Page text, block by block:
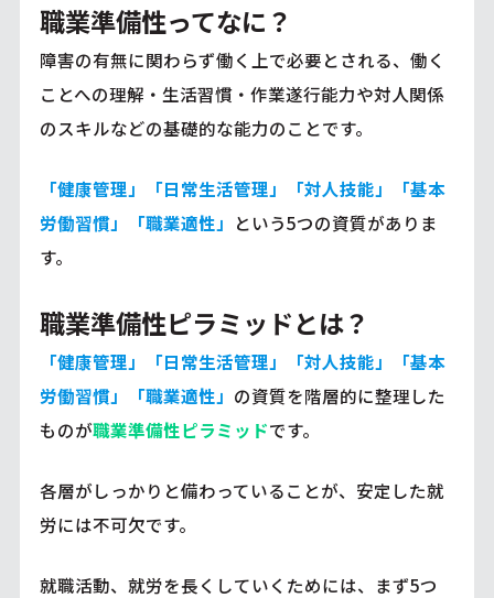
職業準備性ってなに？
障害の有無に関わらず働く上で必要とされる、働く
ことへの理解・生活習慣・作業遂行能力や対人関係
のスキルなどの基礎的な能力のことです。
「健康管理」「日常生活管理」「対人技能」「基本
労働習慣」「職業適性」 という5つの資質がありま
す。
職業準備性ピラミッドとは？
「健康管理」「日常生活管理」「対人技能」「基本
労働習慣」「職業適性」 の資質を階層的に整理した
ものが職業準備性ピラミッドです。
各層がしっかりと備わっていることが、安定した就
労には不可欠です。
就職活動、就労を長くしていくためには、まず5つ